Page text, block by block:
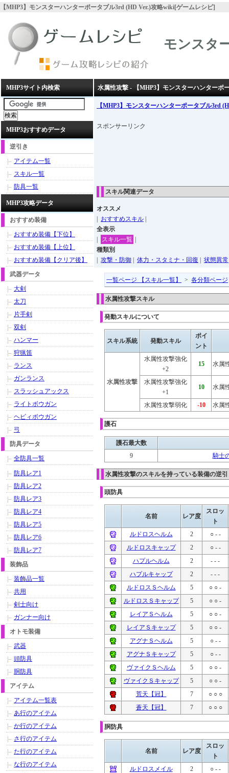
【MHP3】モンスターハンターポータブル3rd (HD Ver.)攻略wiki[ゲームレシピ]
モンスタ
水属性攻撃 - 【MHP3】モンスターハンターポ
【MHP3】モンスターハンターポータブル3rd
スポンサーリンク
スキル関連データ
オススメ
おすすめスキル
全表示
スキル一覧
種類別
攻撃・防御 体力・スタミナ・回復 状態異常
一覧ページ 【スキル一覧】 > 各分類ページ
水属性攻撃スキル
発動スキルについて
スキル系統 発動スキル
ポイ
ント
水属性攻撃
水属性攻撃強化
+2
15 水属
水属性攻撃強化
+1
10 水属
水属性攻撃弱化 -10 水属
護石
護石最大数
9
騎士
水属性攻撃のスキルを持っている装備の逆
頭防具
名前 レア度
スロッ
ト
ルドロスヘルム
2
○ - -
ルドロスキャップ
2
○ - -
ハプルヘルム
2
- - -
ハプルキャップ
2
- - -
ルドロスＳヘルム
5
○ ○ -
ルドロスＳキャップ
5
○ ○ -
レイアＳヘルム
5
○ ○ -
レイアＳキャップ
5
○ ○ -
アグナＳヘルム
5
○ - -
アグナＳキャップ
5
○ - -
ヴァイクＳヘルム
5
○ ○ -
ヴァイクＳキャップ
5
○ ○ -
荒天【冠】
7
○ ○ ○
蒼天【冠】
7 ○ ○ ○
胴防具
名前 レア度
スロッ
ト
ルドロスメイル
2
○ - -
MHP3サイト内検索
MHP3おすすめデータ
逆引き
アイテム一覧
スキル一覧
防具一覧
MHP3攻略データ
おすすめ装備
おすすめ装備【下位】
おすすめ装備【上位】
おすすめ装備【クリア後】
武器データ
大剣
太刀
片手剣
双剣
ハンマー
狩猟笛
ランス
ガンランス
スラッシュアックス
ライトボウガン
ヘビィボウガン
弓
防具データ
全防具一覧
防具レア1
防具レア2
防具レア3
防具レア4
防具レア5
防具レア6
防具レア7
装飾品
装飾品一覧
共用
剣士向け
ガンナー向け
オトモ装備
武器
頭防具
胴防具
アイテム
アイテム一覧表
あ行のアイテム
か行のアイテム
さ行のアイテム
た行のアイテム
な行のアイテム